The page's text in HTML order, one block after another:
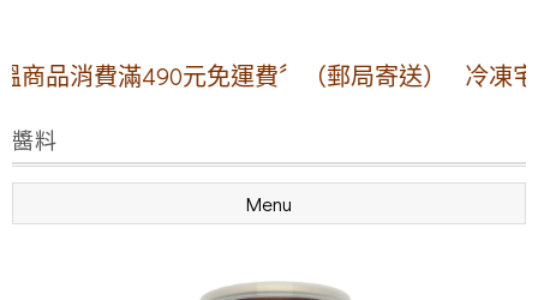
品消費滿490元免運費〞（郵局寄送） 冷凍宅
醬料
Menu